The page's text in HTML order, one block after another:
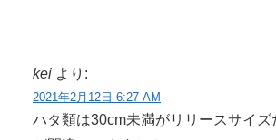
kei より:
2021年2月12日 6:27 AM
ハタ類は30cm未満がリリースサイズ